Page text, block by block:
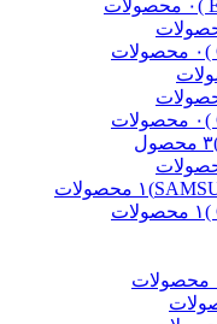
۰ محصولات
۰ محصولات
۰ محصولات
۳ محصول
۱ محصولات
۱ محصولات